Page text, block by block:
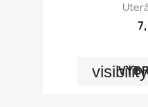
visibility